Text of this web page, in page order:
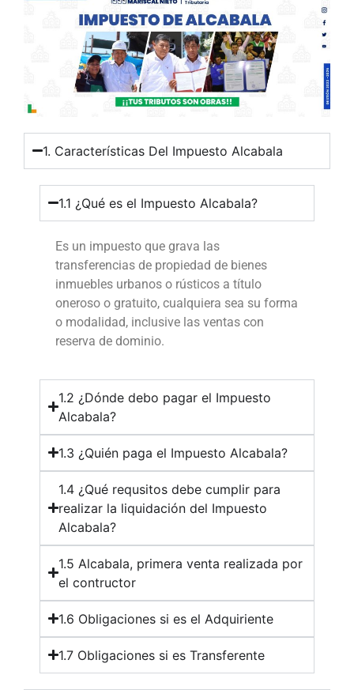
1. Características Del Impuesto Alcabala
1.1 ¿Qué es el Impuesto Alcabala?
Es un impuesto que grava las
transferencias de propiedad de bienes
inmuebles urbanos o rústicos a título
oneroso o gratuito, cualquiera sea su forma
o modalidad, inclusive las ventas con
reserva de dominio.
1.2 ¿Dónde debo pagar el Impuesto
Alcabala?
1.3 ¿Quién paga el Impuesto Alcabala?
1.4 ¿Qué requsitos debe cumplir para
realizar la liquidación del Impuesto
Alcabala?
1.5 Alcabala, primera venta realizada por
el contructor
1.6 Obligaciones si es el Adquiriente
1.7 Obligaciones si es Transferente